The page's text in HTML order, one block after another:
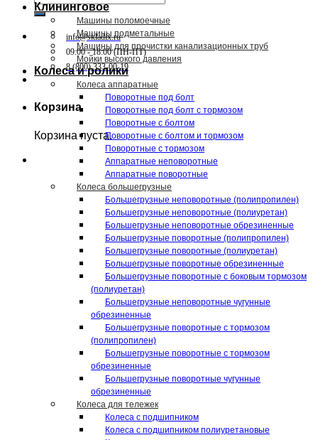
info@skladix.ru
09:00 - 18:00 (ПН-ПТ)
8 (800) 333-00-19
Корзина
Корзина пуста.
Клининговое
Машины поломоечные
Машины подметальные
Машины для прочистки канализационных труб
Мойки высокого давления
Колеса и ролики
Колеса аппаратные
Поворотные под болт
Поворотные под болт с тормозом
Поворотные с болтом
Поворотные с болтом и тормозом
Поворотные с тормозом
Аппаратные неповоротные
Аппаратные поворотные
Колеса большегрузные
Большегрузные неповоротные (полипропилен)
Большегрузные неповоротные (полиуретан)
Большегрузные неповоротные обрезиненные
Большегрузные поворотные (полипропилен)
Большегрузные поворотные (полиуретан)
Большегрузные поворотные обрезиненные
Большегрузные поворотные с боковым тормозом
(полиуретан)
Большегрузные неповоротные чугунные
обрезиненные
Большегрузные поворотные с тормозом
(полипропилен)
Большегрузные поворотные с тормозом
обрезиненные
Большегрузные поворотные чугунные
обрезиненные
Колеса для тележек
Колеса с подшипником
Колеса с подшипником полиуретановые